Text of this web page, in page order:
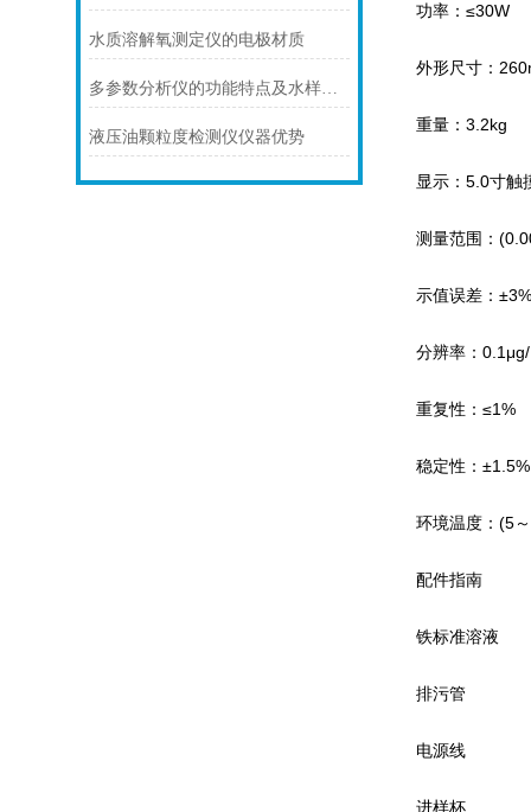
水质溶解氧测定仪的电极材质
多参数分析仪的功能特点及水样测量
液压油颗粒度检测仪仪器优势
功率：≤30W
外形尺寸：
重量：3.2kg
显示：5.0寸触
测量范围：
示值误差：
分辨率：
重复性：≤1%
稳定性：
环境温度：(5
配件指南
铁标准溶液
排污管
电源线
进样杯